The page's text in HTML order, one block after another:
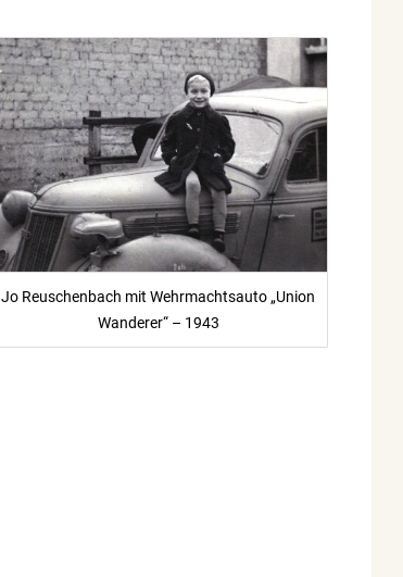
Jo Reuschenbach mit Wehrmachtsauto „Union
Wanderer“ – 1943